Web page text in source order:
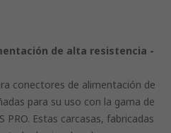
de alta resistencia -
conectores de alimentación de
para su uso con la gama de
Estas carcasas, fabricadas